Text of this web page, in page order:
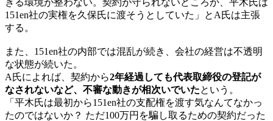
151en社の実権を久保氏に渡そうとしていた」とA氏は主張
する。
また、151en社の内部では混乱が続き、会社の経営は不透明
な状態が続いた。
A氏によれば、契約から2年経過しても代表取締役の登記が
なされないなど、不審な動きが相次いでいたという。
「平木氏は最初から151en社の支配権を渡す気なんてなかっ
たのではないか？ ただ100万円を騙し取るための契約だった